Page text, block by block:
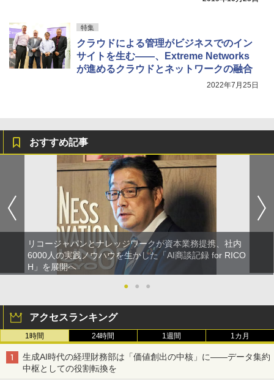
特集
クラウドによる管理がビジネスでのイン
サイトを生む――、Extreme Networks
が進めるクラウドとネットワークの融合
2022年7月25日
おすすめ記事
リコージャパンとナレッジワークが資本業務提携、社内
6000人の実践ノウハウを生かした「AI商談記録 for RICO
H」を展開へ
●
● ●
アクセスランキング
1時間 24時間 1週間 1カ月
生成AI時代の経理財務部は「価値創出の中核」に――データ集約
中枢としての役割転換を